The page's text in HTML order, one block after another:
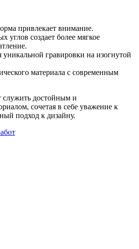
привлекает внимание.
углов создает более мягкое
гравировки на изогнутой
материала с современным
служить достойным и
сочетая в себе уважение к
подход к дизайну.